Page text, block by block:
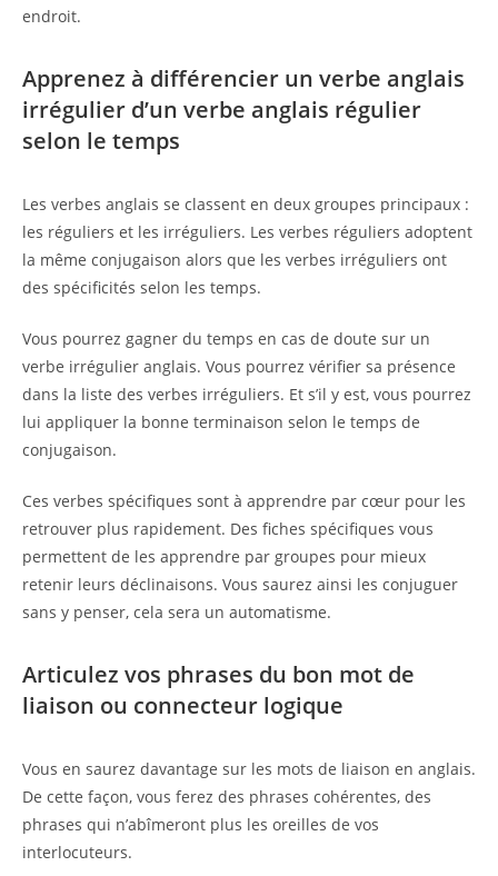
endroit.
Apprenez à différencier un verbe anglais
irrégulier d’un verbe anglais régulier
selon le temps
Les verbes anglais se classent en deux groupes principaux :
les réguliers et les irréguliers. Les verbes réguliers adoptent
la même conjugaison alors que les verbes irréguliers ont
des spécificités selon les temps.
Vous pourrez gagner du temps en cas de doute sur un
verbe irrégulier anglais. Vous pourrez vérifier sa présence
dans la liste des verbes irréguliers. Et s’il y est, vous pourrez
lui appliquer la bonne terminaison selon le temps de
conjugaison.
Ces verbes spécifiques sont à apprendre par cœur pour les
retrouver plus rapidement. Des fiches spécifiques vous
permettent de les apprendre par groupes pour mieux
retenir leurs déclinaisons. Vous saurez ainsi les conjuguer
sans y penser, cela sera un automatisme.
Articulez vos phrases du bon mot de
liaison ou connecteur logique
Vous en saurez davantage sur les mots de liaison en anglais.
De cette façon, vous ferez des phrases cohérentes, des
phrases qui n’abîmeront plus les oreilles de vos
interlocuteurs.